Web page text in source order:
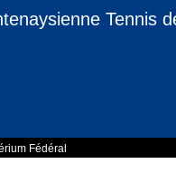
Tennis
Fédéral